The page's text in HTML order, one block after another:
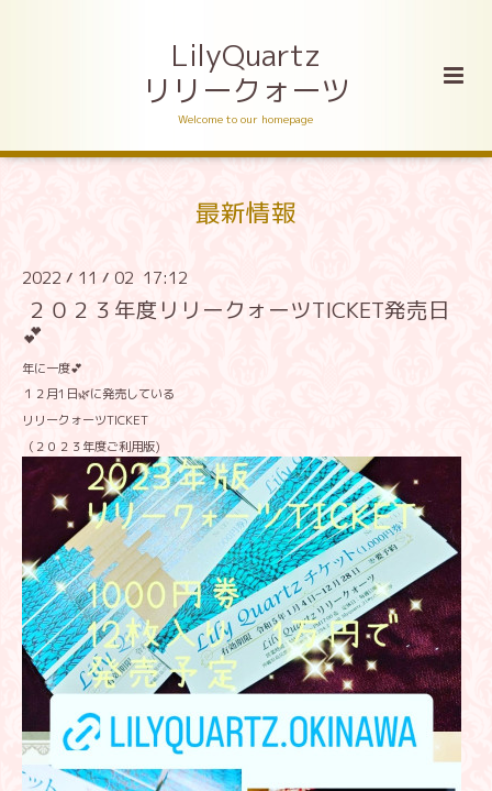
LilyQuartz
リリークォーツ
Welcome to our homepage
最新情報
2022 / 11 / 02 17:12
２０２３年度リリークォーツTICKET発売日
💕
年に一度💕
１２月1日🌿に発売している
リリークォーツTICKET
（２０２３年度ご利用版)